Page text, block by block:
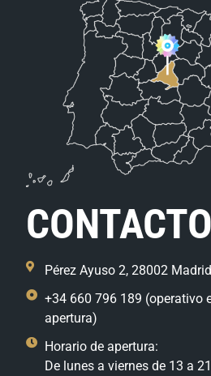
CONTACTO
Pérez Ayuso 2, 28002 Madrid
+34 660 796 189 (operativo
apertura)
Horario de apertura:
De lunes a viernes de 13 a